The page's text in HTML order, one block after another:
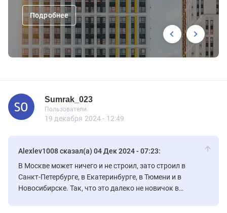
Подробнее
Sumrak_023
Sumrak_023
Пользователи
Новичок
Пользователи
2 сообщений
19 декабря 2024 - 12:49
Alexlev1008 сказал(а) 04 Дек 2024 - 07:23:
В Москве может ничего и не строил, зато строил в
Санкт-Петербурге, в Екатеринбурге, в Тюмени и в
Новосибирске. Так, что это далеко не новичок в